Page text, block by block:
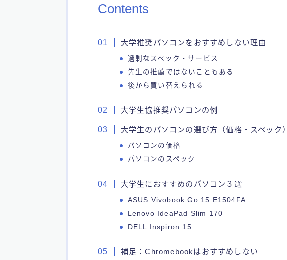
Contents
大学推奨パソコンをおすすめしない理由
過剰なスペック・サービス
先生の推薦ではないこともある
後から買い替えられる
大学生協推奨パソコンの例
大学生のパソコンの選び方（価格・スペック）
パソコンの価格
パソコンのスペック
大学生におすすめのパソコン３選
ASUS Vivobook Go 15 E1504FA
Lenovo IdeaPad Slim 170
DELL Inspiron 15
補足：Chromebookはおすすめしない